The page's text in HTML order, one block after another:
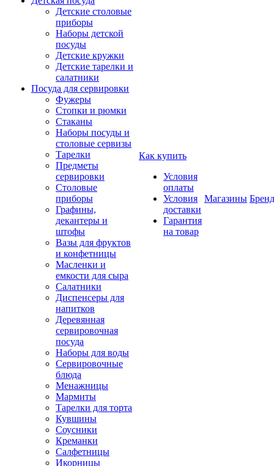
Детские столовые
приборы
Наборы детской
посуды
Детские кружки
Детские тарелки и
салатники
Посуда для сервировки
Фужеры
Стопки и рюмки
Стаканы
Наборы посуды и
столовые сервизы
Тарелки
Предметы
сервировки
Столовые
приборы
Графины,
декантеры и
штофы
Вазы для фруктов
и конфетницы
Масленки и
емкости для сыра
Салатники
Диспенсеры для
напитков
Деревянная
сервировочная
посуда
Наборы для воды
Сервировочные
блюда
Менажницы
Мармиты
Тарелки для торта
Кувшины
Соусники
Креманки
Салфетницы
Икорницы
Как купить
Условия
оплаты
Условия
доставки
Гарантия
на товар
Магазины